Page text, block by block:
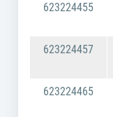
623224455
623224457
623224465